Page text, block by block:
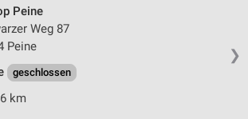
❯
Peine
Weg 87
Peine
geschlossen
km